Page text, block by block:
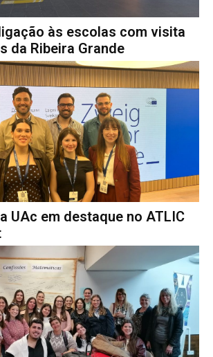
às escolas com visita
da Ribeira Grande
UAc em destaque no ATLIC